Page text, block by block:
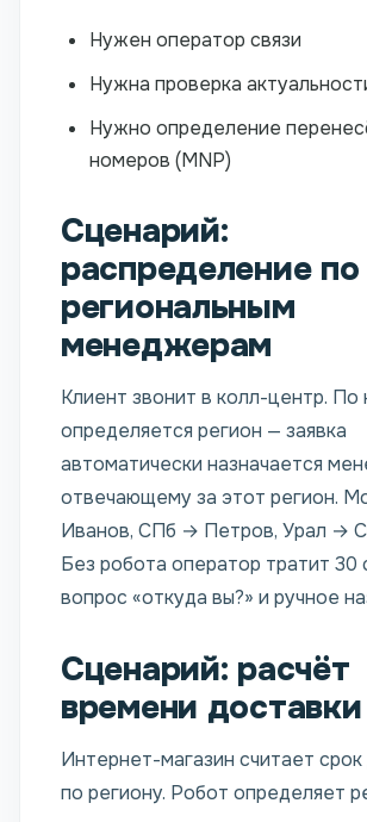
Нужен оператор связи
Нужна проверка
Нужно определение
номеров (MNP)
Сценарий:
распределение по
региональным
менеджерам
Клиент звонит в колл-центр. По
определяется регион — заявка
автоматически назначается
отвечающему за этот регион.
Иванов, СПб → Петров, Урал →
Без робота оператор тратит 30
вопрос «откуда вы?» и ручное
Сценарий: расчёт
времени доставки
Интернет-магазин считает срок
по региону. Робот определяет